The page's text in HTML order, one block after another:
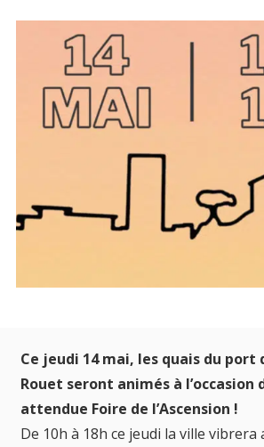
Ce jeudi 14 mai, les quais du port
Rouet seront animés à l’occasion
attendue Foire de l’Ascension !
De 10h à 18h ce jeudi la ville vibrera